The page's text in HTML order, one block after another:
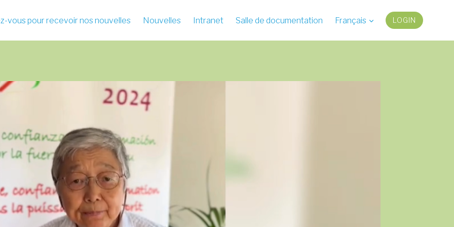
vous pour recevoir nos nouvelles Nouvelles Intranet Salle de documentation Français LOGIN